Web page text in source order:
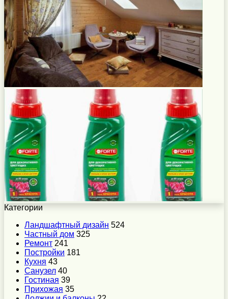
Категории
Ландшафтный дизайн 524
Частный дом 325
Ремонт 241
Постройки 181
Кухня 43
Санузел 40
Гостиная 39
Прихожая 35